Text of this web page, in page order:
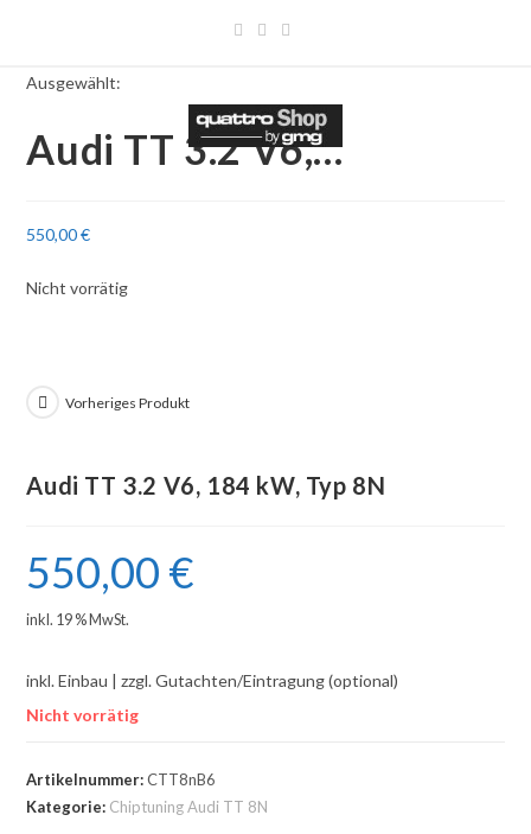
Ausgewählt:
Audi TT 3.2 V6,…
550,00€
Nicht vorrätig
Vorheriges Produkt
Audi TT 3.2 V6, 184 kW, Typ 8N
550,00 €
inkl. 19 % MwSt.
inkl. Einbau | zzgl. Gutachten/Eintragung (optional)
Nicht vorrätig
Artikelnummer:CTT8nB6
Kategorie: Chiptuning Audi TT 8N